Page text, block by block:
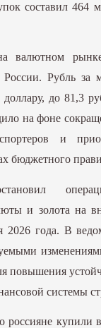
составил 464
валютном
России. Рубль за
до 81,3
на фоне
и
бюджетного
и золота на
года. В
повышения
системы
россияне купили